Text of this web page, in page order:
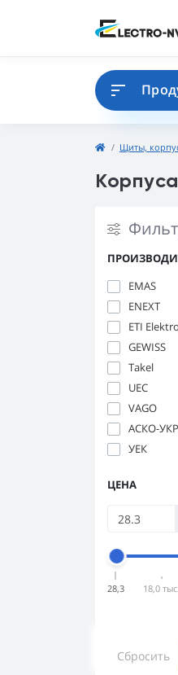
Щиты,
EMAS
ENEXT
ETI
GEWISS
Takel
UEC
VAGO
АСКО-
УЕК
ЦЕНА
28,3 18,0 тыс.
Сбросить